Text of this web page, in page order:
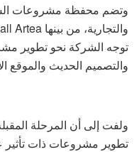
وتضم محفظة مشروعات
توجه الشركة نحو تطوير
والتصميم الحديث والموقع
ولفت إلى أن المرحلة
تطوير مشروعات ذات تأثير